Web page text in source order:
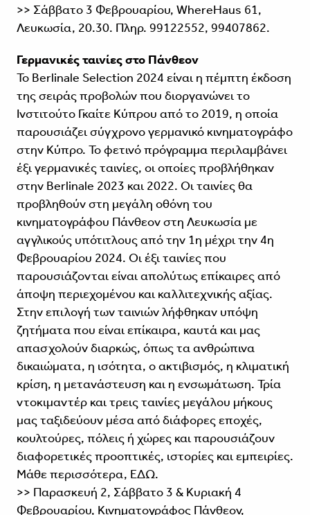
>> Σάββατο 3 Φεβρουαρίου, WhereHaus 61,
Λευκωσία, 20.30. Πληρ. 99122552, 99407862.
Γερμανικές ταινίες στο Πάνθεον
Το Berlinale Selection 2024 είναι η πέμπτη έκδοση
της σειράς προβολών που διοργανώνει το
Ινστιτούτο Γκαίτε Κύπρου από το 2019, η οποία
παρουσιάζει σύγχρονο γερμανικό κινηματογράφο
στην Κύπρο. Το φετινό πρόγραμμα περιλαμβάνει
έξι γερμανικές ταινίες, οι οποίες προβλήθηκαν
στην Berlinale 2023 και 2022. Οι ταινίες θα
προβληθούν στη μεγάλη οθόνη του
κινηματογράφου Πάνθεον στη Λευκωσία με
αγγλικούς υπότιτλους από την 1η μέχρι την 4η
Φεβρουαρίου 2024. Οι έξι ταινίες που
παρουσιάζονται είναι απολύτως επίκαιρες από
άποψη περιεχομένου και καλλιτεχνικής αξίας.
Στην επιλογή των ταινιών λήφθηκαν υπόψη
ζητήματα που είναι επίκαιρα, καυτά και μας
απασχολούν διαρκώς, όπως τα ανθρώπινα
δικαιώματα, η ισότητα, ο ακτιβισμός, η κλιματική
κρίση, η μετανάστευση και η ενσωμάτωση. Τρία
ντοκιμαντέρ και τρεις ταινίες μεγάλου μήκους
μας ταξιδεύουν μέσα από διάφορες εποχές,
κουλτούρες, πόλεις ή χώρες και παρουσιάζουν
διαφορετικές προοπτικές, ιστορίες και εμπειρίες.
Μάθε περισσότερα, ΕΔΩ.
>> Παρασκευή 2, Σάββατο 3 & Κυριακή 4
Φεβρουαρίου, Κινηματογράφος Πάνθεον,